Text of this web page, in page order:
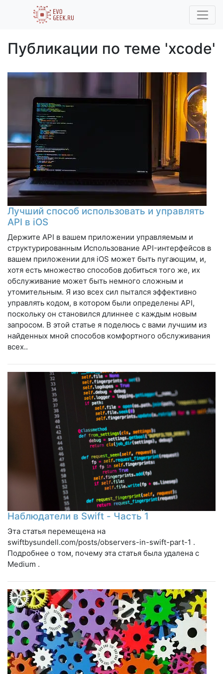
Публикации по теме 'xcode'
Лучший способ использовать и управлять
API в iOS
Держите API в вашем приложении управляемым и
структурированным Использование API-интерфейсов в
вашем приложении для iOS может быть пугающим, и,
хотя есть множество способов добиться того же, их
обслуживание может быть немного сложным и
утомительным. Я изо всех сил пытался эффективно
управлять кодом, в котором были определены API,
поскольку он становился длиннее с каждым новым
запросом. В этой статье я поделюсь с вами лучшим из
найденных мной способов комфортного обслуживания
всех..
Наблюдатели в Swift - Часть 1
Эта статья перемещена на
swiftbysundell.com/posts/observers-in-swift-part-1 .
Подробнее о том, почему эта статья была удалена с
Medium .